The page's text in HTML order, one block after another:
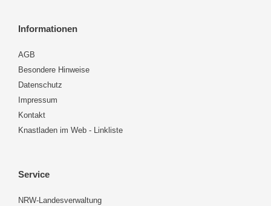
Informationen
AGB
Besondere Hinweise
Datenschutz
Impressum
Kontakt
Knastladen im Web - Linkliste
Service
NRW-Landesverwaltung